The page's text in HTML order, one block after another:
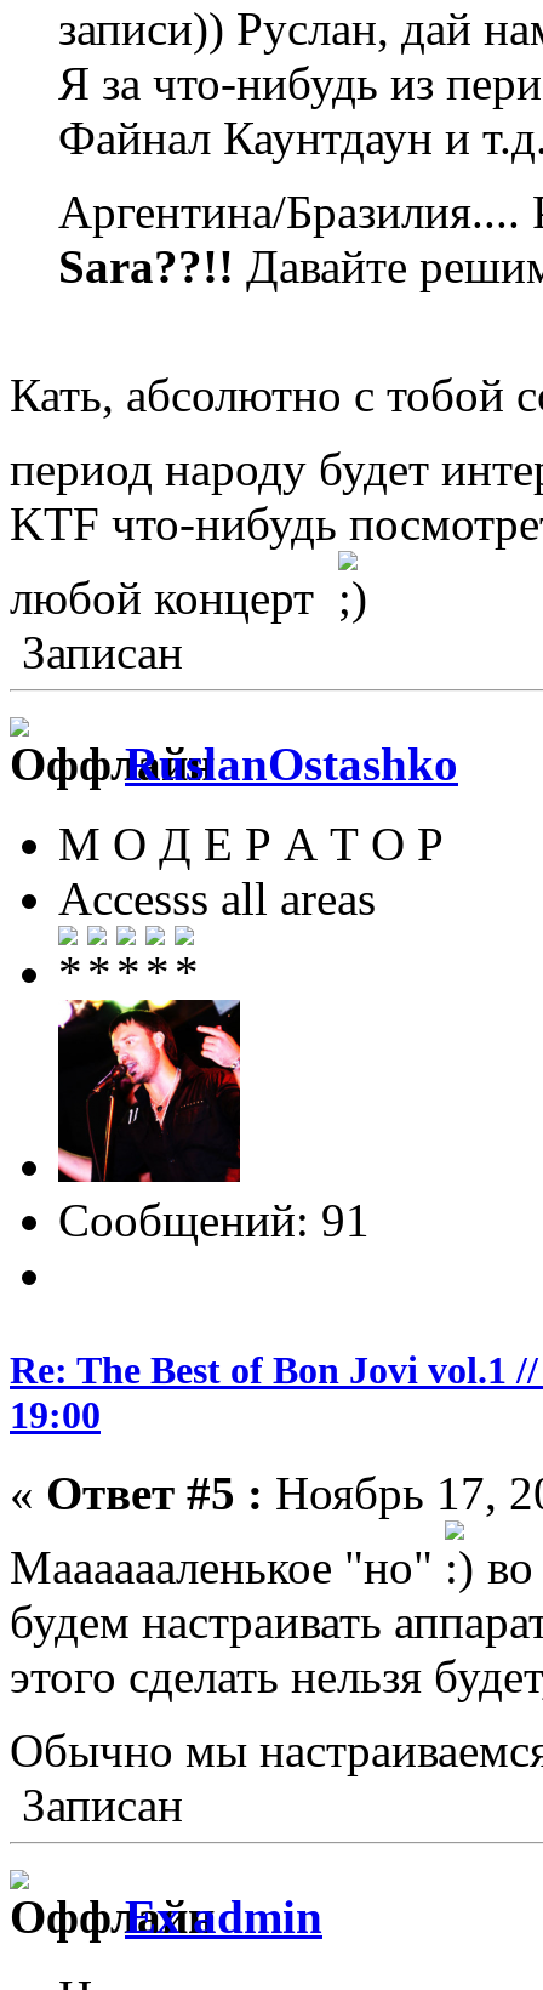
записи)) Руслан, дай
Я за что-нибудь из
Файнал Каунтдаун и
Аргентина/Бразилия....
Sara??!! Давайте
Кать, абсолютно с тобой
период народу будет
KTF что-нибудь
любой концерт
Записан
RuslanOstashko
М О Д Е Р А Т О Р
Accesss all areas
Сообщений: 91
Re: The Best of Bon Jovi vol.1
19:00
« Ответ #5 : Ноябрь 17,
Мааааааленькое "но"
будем настраивать
этого сделать нельзя
Обычно мы
Записан
Ex admin